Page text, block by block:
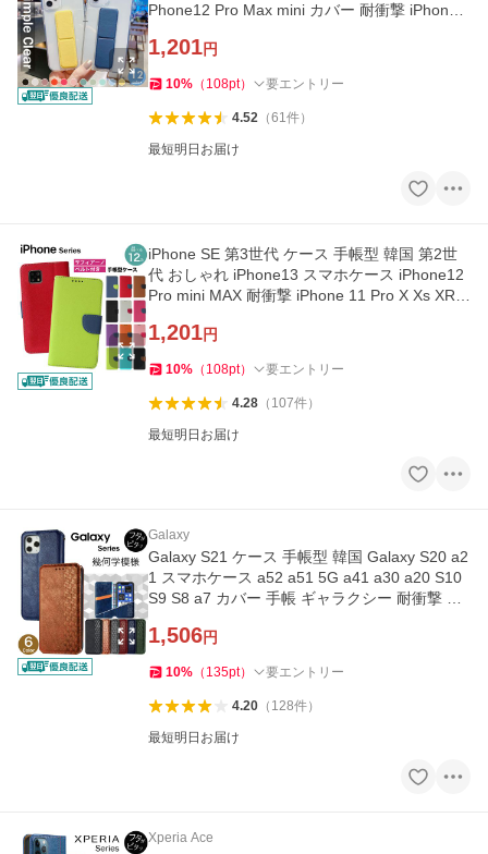
Phone12 Pro Max mini カバー 耐衝撃 iPhone 1
1,201円
10% （ 108pt） 要エントリー
4.52（61件）
最短明日お届け
iPhone SE 第3世代 ケース 手帳型 韓国 第2世
代 おしゃれ iPhone13 スマホケース iPhone12
Pro mini MAX 耐衝撃 iPhone 11 Pro X Xs XR 8
1,201円
10% （ 108pt） 要エントリー
4.28（ 107件）
最短明日お届け
Galaxy
Galaxy S21 ケース 手帳型 韓国 Galaxy S20 a2
1 スマホケース a52 a51 5G a41 a30 a20 S10
S9 S8 a7 カバー 手帳 ギャラクシー 耐衝撃 ベ
1,506円
10% （ 135pt） 要エントリー
4.20（ 128件）
最短明日お届け
Xperia Ace